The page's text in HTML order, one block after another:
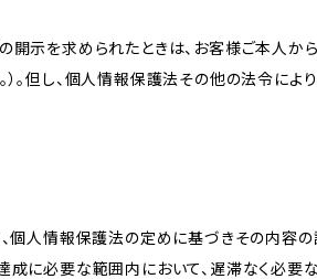
示を求められたときは、お客様ご本人か
。但し、個人情報保護法その他の法令に
個人情報保護法の定めに基づきその内容の
に必要な範囲内において、遅滞なく必